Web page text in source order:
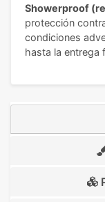
Showerproof
protección
condiciones
hasta la entrega